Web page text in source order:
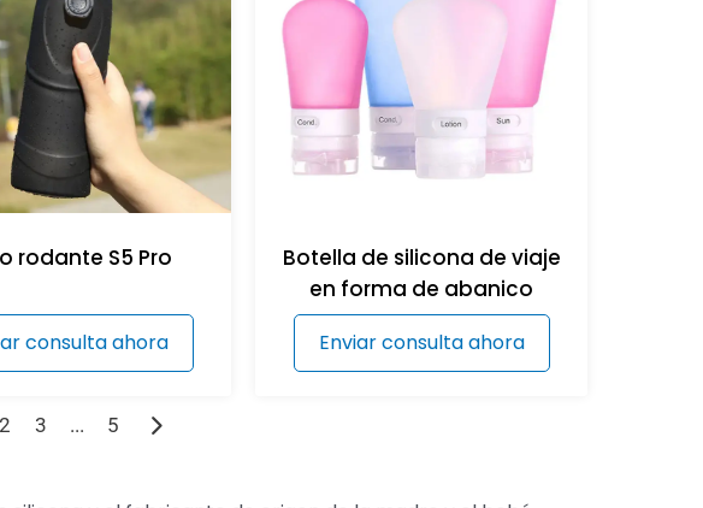
rodante S5 Pro
consulta ahora
Botella de silicona de viaje
en forma de abanico
Enviar consulta ahora
2 3 ... 5